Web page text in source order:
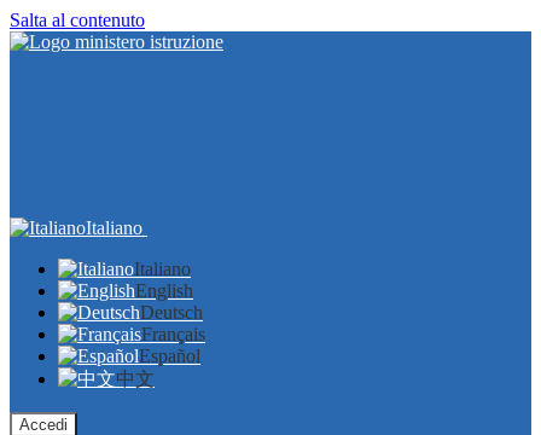
Salta al contenuto
Italiano
Italiano
English
Deutsch
Français
Español
中文
Accedi